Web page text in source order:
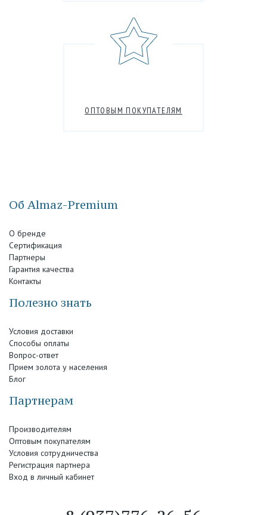
ОПТОВЫМ ПОКУПАТЕЛЯМ
Об Almaz-Premium
О бренде
Сертификация
Партнеры
Гарантия качества
Контакты
Полезно знать
Условия доставки
Способы оплаты
Вопрос-ответ
Прием золота у населения
Блог
Партнерам
Производителям
Оптовым покупателям
Условия сотрудничества
Регистрация партнера
Вход в личный кабинет